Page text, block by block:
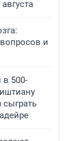
вопросов и
в 500-
сыграть